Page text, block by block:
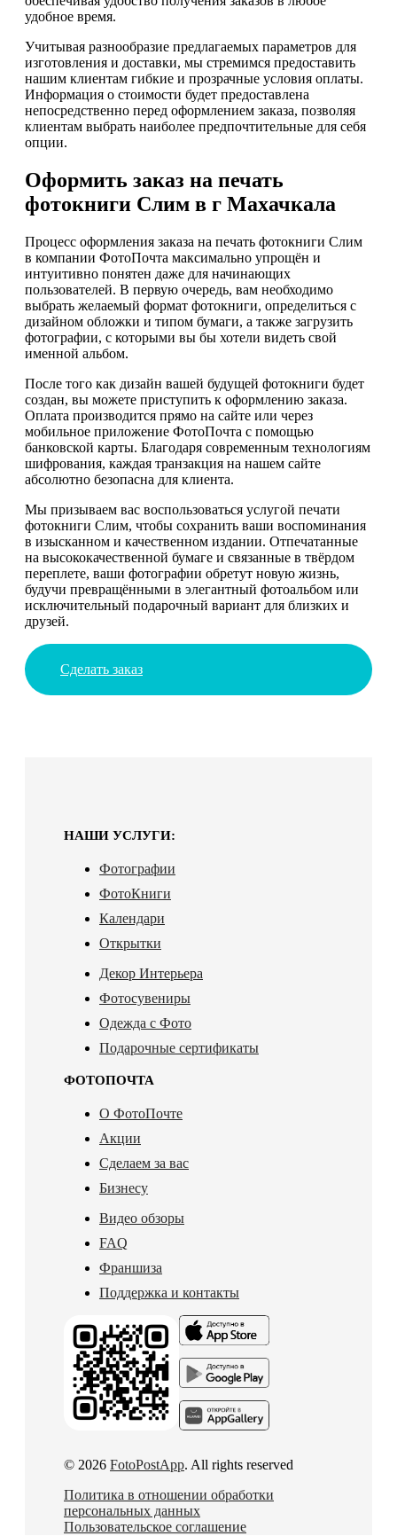
удобное время.
Учитывая разнообразие предлагаемых параметров для
изготовления и доставки, мы стремимся предоставить
нашим клиентам гибкие и прозрачные условия оплаты.
Информация о стоимости будет предоставлена
непосредственно перед оформлением заказа, позволяя
клиентам выбрать наиболее предпочтительные для себя
опции.
Оформить заказ на печать
фотокниги Слим в г Махачкала
Процесс оформления заказа на печать фотокниги Слим
в компании ФотоПочта максимально упрощён и
интуитивно понятен даже для начинающих
пользователей. В первую очередь, вам необходимо
выбрать желаемый формат фотокниги, определиться с
дизайном обложки и типом бумаги, а также загрузить
фотографии, с которыми вы бы хотели видеть свой
именной альбом.
После того как дизайн вашей будущей фотокниги будет
создан, вы можете приступить к оформлению заказа.
Оплата производится прямо на сайте или через
мобильное приложение ФотоПочта с помощью
банковской карты. Благодаря современным технологиям
шифрования, каждая транзакция на нашем сайте
абсолютно безопасна для клиента.
Мы призываем вас воспользоваться услугой печати
фотокниги Слим, чтобы сохранить ваши воспоминания
в изысканном и качественном издании. Отпечатанные
на высококачественной бумаге и связанные в твёрдом
переплете, ваши фотографии обретут новую жизнь,
будучи превращёнными в элегантный фотоальбом или
исключительный подарочный вариант для близких и
друзей.
Сделать заказ
НАШИ УСЛУГИ:
Фотографии
ФотоКниги
Календари
Открытки
Декор Интерьера
Фотосувениры
Одежда с Фото
Подарочные сертификаты
ФОТОПОЧТА
О ФотоПочте
Акции
Сделаем за вас
Бизнесу
Видео обзоры
FAQ
Франшиза
Поддержка и контакты
© 2026 FotoPostApp. All rights reserved
Политика в отношении обработки
персональных данных
Пользовательское соглашение